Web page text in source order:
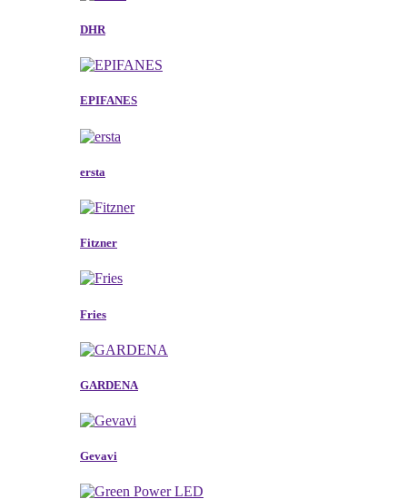
DHR
EPIFANES
ersta
Fitzner
Fries
GARDENA
Gevavi